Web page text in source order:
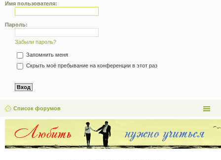
Имя пользователя:
Пароль:
Забыли пароль?
Запомнить меня
Скрыть моё пребывание на конференции в этот раз
Список форумов